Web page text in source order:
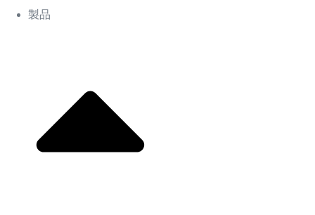
製品